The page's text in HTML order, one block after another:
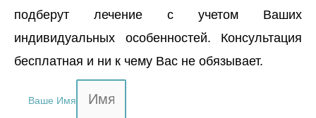
подберут лечение с учетом Ваших
индивидуальных особенностей. Консультация
бесплатная и ни к чему Вас не обязывает.
Ваше Имя